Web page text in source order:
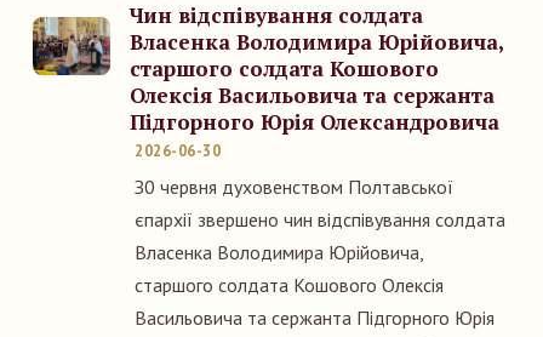
Чин відспівування солдата
Власенка Володимира Юрійовича,
старшого солдата Кошового
Олексія Васильовича та сержанта
Підгорного Юрія Олександровича
2026-06-30
З0 червня духовенством Полтавської
єпархії звершено чин відспівування солдата
Власенка Володимира Юрійовича,
старшого солдата Кошового Олексія
Васильовича та сержанта Підгорного Юрія